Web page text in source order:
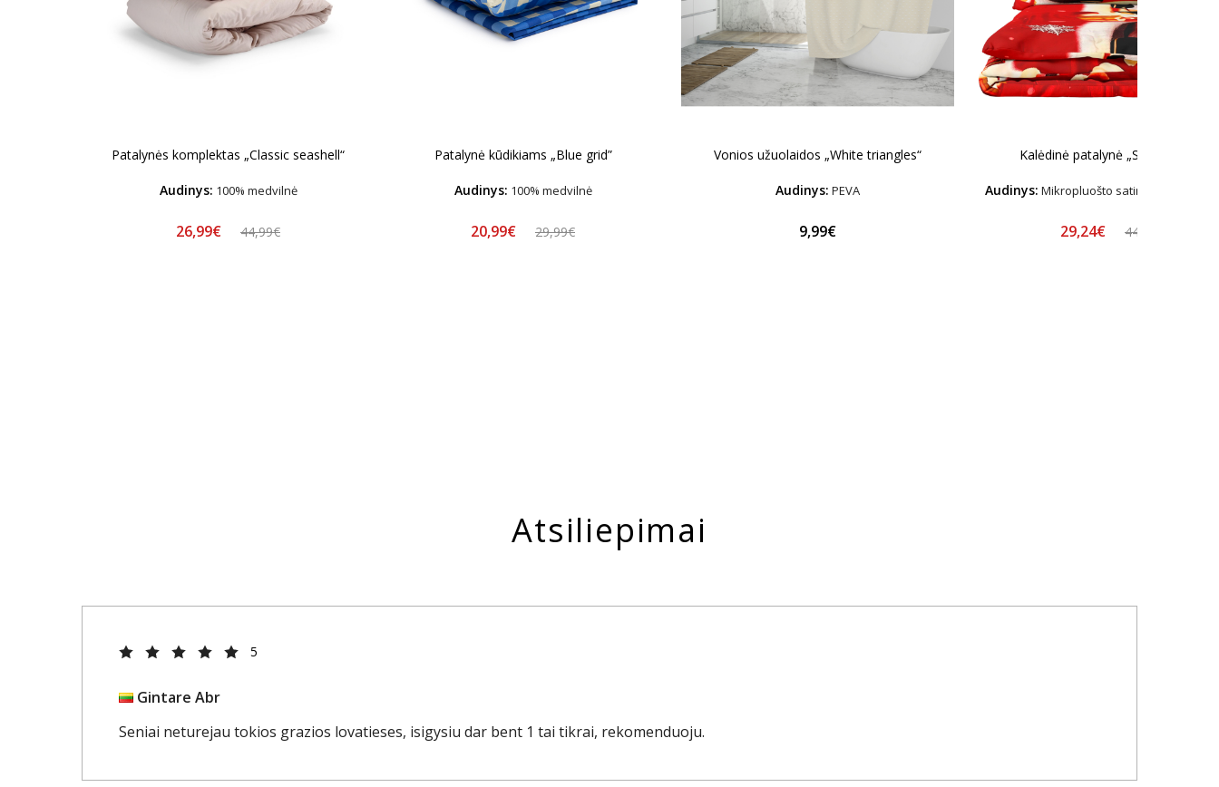
Patalynės komplektas „Classic seashell“
Audinys: 100% medvilnė
26,99€ 44,99€
Patalynė kūdikiams „Blue grid”
Audinys: 100% medvilnė
20,99€ 29,99€
Vonios užuolaidos „White triangles“
Audinys: PEVA
9,99€
Kalėdinė patalynė „Santa Claus“
Audinys: Mikropluošto satinas –
29,24€ 44,99€
Atsiliepimai
5
Gintare Abr
Seniai neturejau tokios grazios lovatieses, isigysiu dar bent 1 tai tikrai, rekomenduoju.